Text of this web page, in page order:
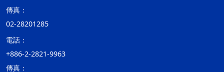
傳真：
02-28201285
電話：
+886-2-2821-9963
傳真：